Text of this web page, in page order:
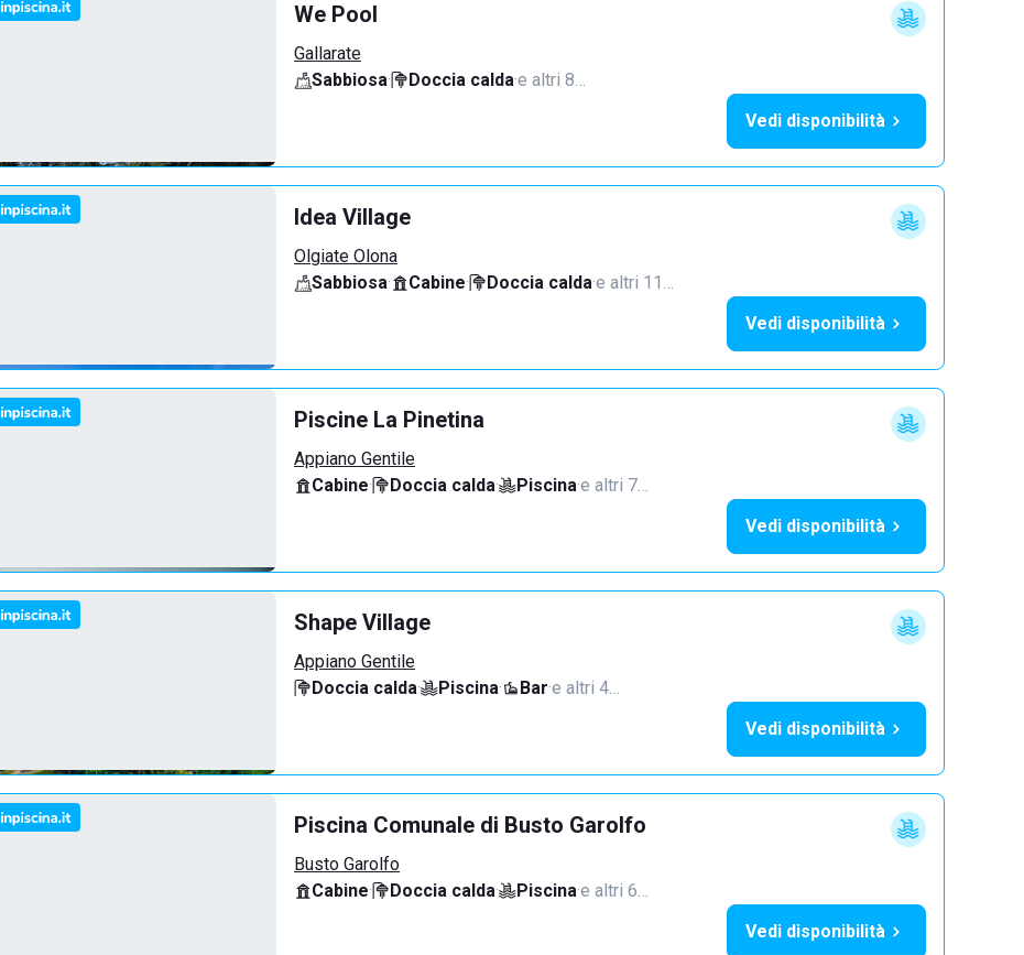
We Pool
Gallarate
Sabbiosa· Doccia calda·e altri 8…
Vedi disponibilità
Idea Village
Olgiate Olona
Sabbiosa· Cabine· Doccia calda·e altri 11…
Vedi disponibilità
Piscine La Pinetina
Appiano Gentile
Cabine· Doccia calda· Piscina·e altri 7…
Vedi disponibilità
Shape Village
Appiano Gentile
Doccia calda· Piscina· Bar·e altri 4…
Vedi disponibilità
Piscina Comunale di Busto Garolfo
Busto Garolfo
Cabine· Doccia calda· Piscina·e altri 6…
Vedi disponibilità